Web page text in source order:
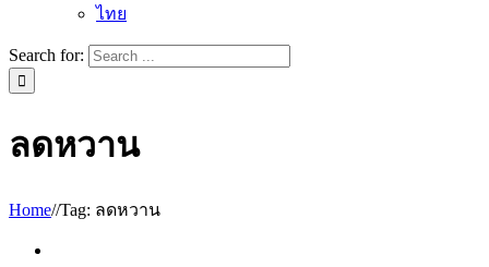
ไทย
Search for:
ลดหวาน
Home//Tag: ลดหวาน